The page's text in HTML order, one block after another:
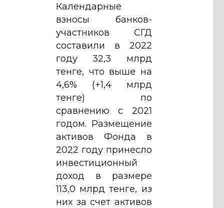
Календарные
взносы банков-
участников СГД
составили в 2022
году 32,3 млрд
тенге, что выше на
4,6% (+1,4 млрд
тенге) по
сравнению с 2021
годом. Размещение
активов Фонда в
2022 году принесло
инвестиционный
доход в размере
113,0 млрд тенге, из
них за счет активов